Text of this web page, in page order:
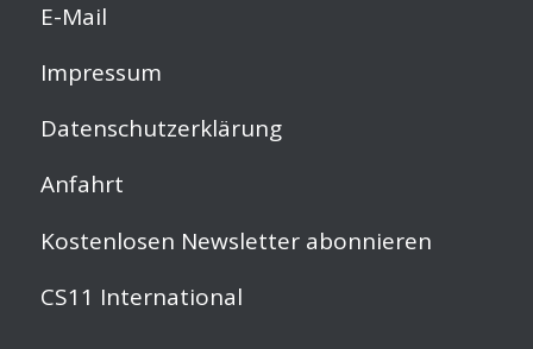
E-Mail
Impressum
Datenschutzerklärung
Anfahrt
Kostenlosen Newsletter abonnieren
CS11 International